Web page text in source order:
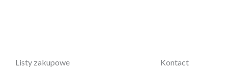
Listy zakupowe Kontact